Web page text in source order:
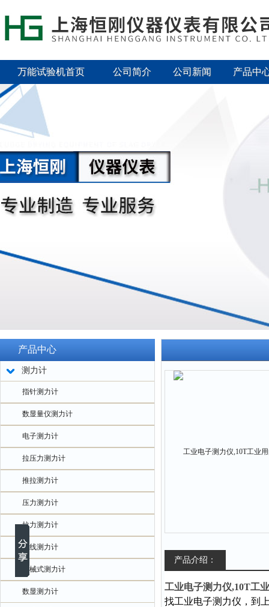
万能试验机首页 公司简介 公司新闻 产品中
产品中心
测力计
指针测力计
数显量仪测力计
电子测力计
拉压力测力计
推拉测力计
压力测力计
拉力测力计
无线测力计
机械式测力计
数显测力计
产品介绍：
工业电子测力仪,10T工
找工业电子测力仪，到